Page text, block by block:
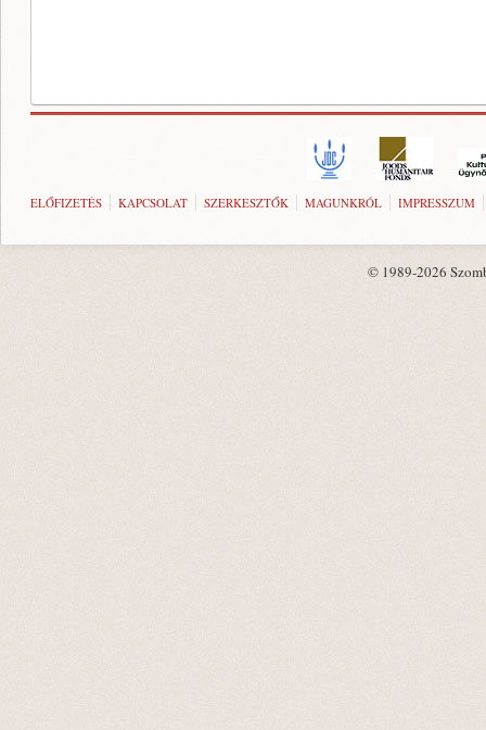
ELŐFIZETÉS KAPCSOLAT SZERKESZTŐK MAGUNKRÓL IMPRESSZUM
© 1989-2026